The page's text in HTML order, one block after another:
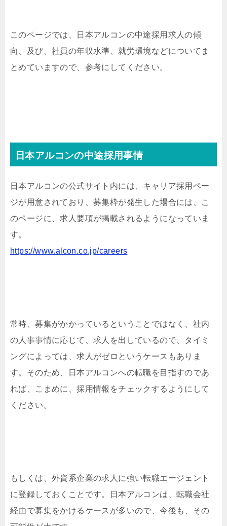
このページでは、日本アルコンの中途採用求人の傾
向、及び、社員の年収水準、就労環境などについてま
とめていますので、参考にしてください。
日本アルコンの中途採用事情
日本アルコンの公式サイト内には、キャリア採用ペー
ジが用意されており、募集枠が発生した場合には、こ
のページに、求人要項が掲載されるようになっていま
す。
https://www.alcon.co.jp/careers
常時、募集がかかっているということではなく、社内
の人事事情に応じて、求人を出しているので、タイミ
ングによっては、求人がゼロというケースもありま
す。そのため、日本アルコンへの転職を目指すのであ
れば、こまめに、採用情報をチェックするようにして
ください。
もしくは、外資系企業の求人に強い転職エージェント
に登録しておくことです。日本アルコンは、転職会社
経由で募集をかけるケースが多いので、今後も、その